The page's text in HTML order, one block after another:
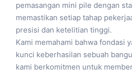
pemasangan mini pile dengan
memastikan setiap tahap
presisi dan ketelitian tinggi.
Kami memahami bahwa fondasi
kunci keberhasilan sebuah
kami berkomitmen untuk